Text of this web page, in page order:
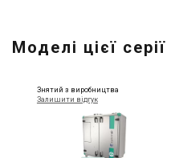
Моделі цієї серії
Знятий з виробництва
Залишити відгук